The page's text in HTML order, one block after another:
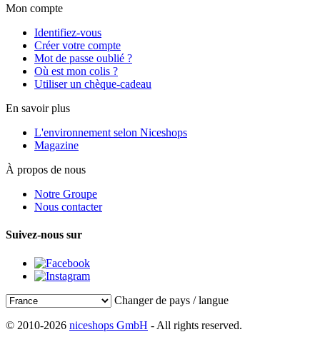
Mon compte
Identifiez-vous
Créer votre compte
Mot de passe oublié ?
Où est mon colis ?
Utiliser un chèque-cadeau
En savoir plus
L'environnement selon Niceshops
Magazine
À propos de nous
Notre Groupe
Nous contacter
Suivez-nous sur
Changer de pays / langue
© 2010-2026 niceshops GmbH - All rights reserved.